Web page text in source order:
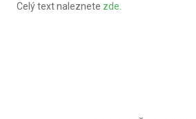
Celý text naleznete zde.